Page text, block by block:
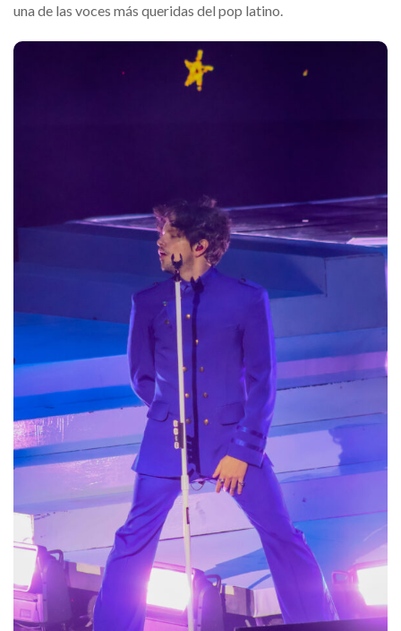
una de las voces más queridas del pop latino.